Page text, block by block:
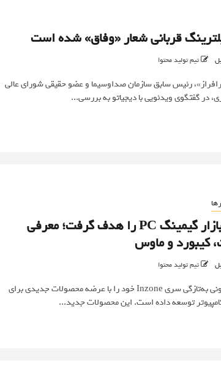
قربانی شعار «وفاق» شده است
تیم تولید محتوا
رئیس سابق سازمان صداوسیما و عضو حقیقی شورای عالی
در گفتگوی ویدئویی با دیجیاتو به بررسی...
سونی بازار گیمینگ PC را هدف گرفت؛ معرفی
کیبورد و ماوس
تیم تولید محتوا
شرکت سونی به‌تازگی سری Inzone خود را با عرضه محصولات جدیدی برای
توسعه داده است. این محصولات جدید...